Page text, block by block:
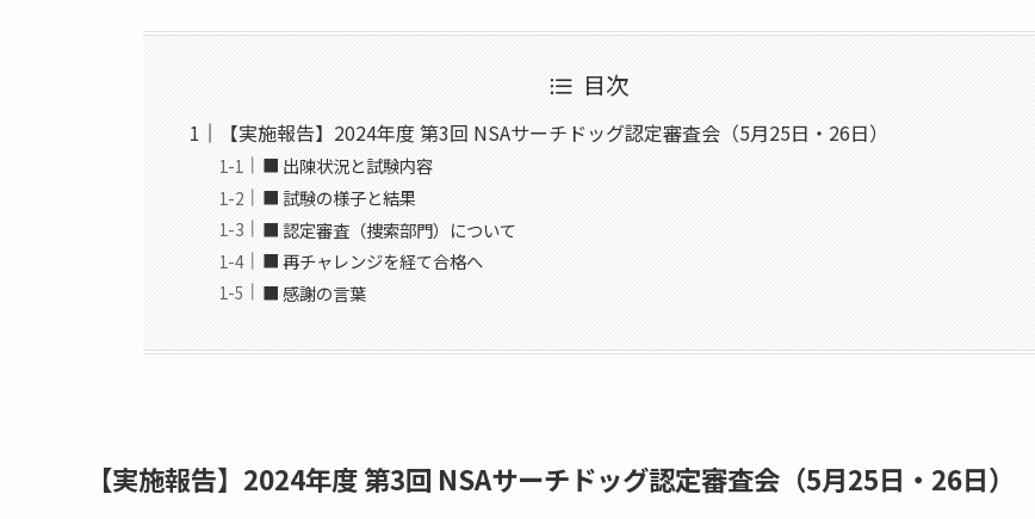
目次
【実施報告】2024年度 第3回 NSAサーチドッグ認定審査会（5月25日・26日）
■ 出陳状況と試験内容
■ 試験の様子と結果
■ 認定審査（捜索部門）について
■ 再チャレンジを経て合格へ
■ 感謝の言葉
【実施報告】2024年度 第3回 NSAサーチドッグ認定審査会（5月25日・26日）